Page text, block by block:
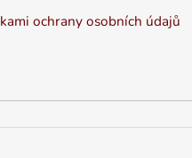
ochrany osobních údajů